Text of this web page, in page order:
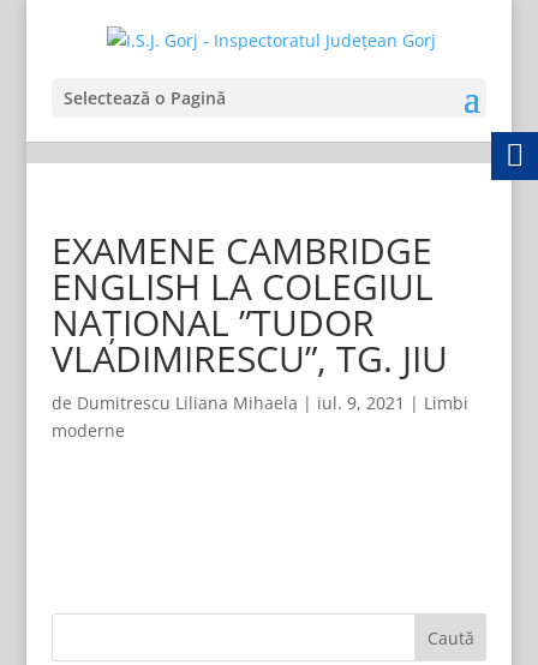
Selectează o Pagină
EXAMENE CAMBRIDGE
ENGLISH LA COLEGIUL
NAȚIONAL ”TUDOR
VLADIMIRESCU”, TG. JIU
de Dumitrescu Liliana Mihaela | iul. 9, 2021 | Limbi
moderne